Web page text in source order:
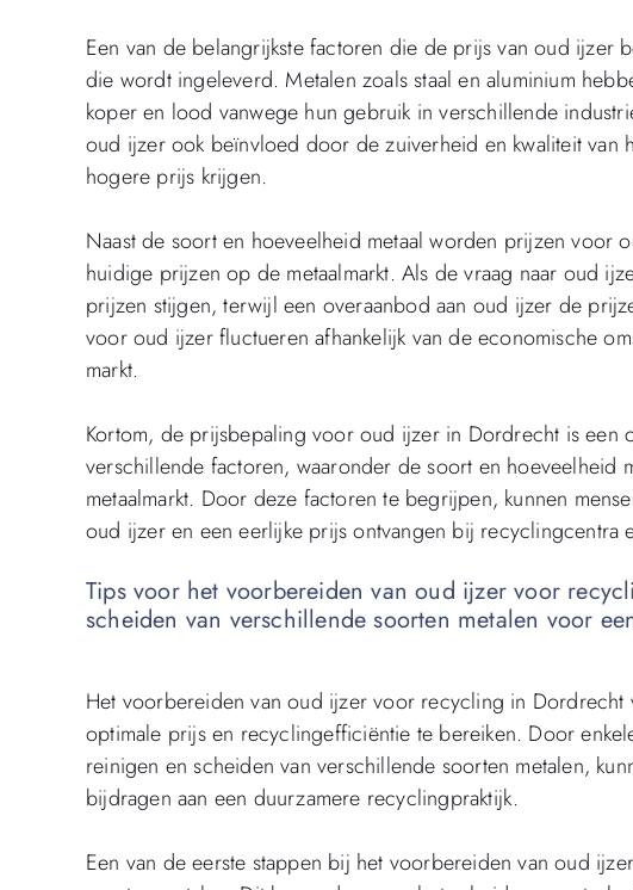
Een van de belangrijkste factoren die de prijs van oud ijzer
die wordt ingeleverd. Metalen zoals staal en aluminium
koper en lood vanwege hun gebruik in verschillende
oud ijzer ook beïnvloed door de zuiverheid en kwaliteit van
hogere prijs krijgen.
Naast de soort en hoeveelheid metaal worden prijzen voor
huidige prijzen op de metaalmarkt. Als de vraag naar oud
prijzen stijgen, terwijl een overaanbod aan oud ijzer de
voor oud ijzer fluctueren afhankelijk van de economische
markt.
Kortom, de prijsbepaling voor oud ijzer in Dordrecht is
verschillende factoren, waaronder de soort en hoeveelheid
metaalmarkt. Door deze factoren te begrijpen, kunnen
oud ijzer en een eerlijke prijs ontvangen bij recyclingcentra
Tips voor het voorbereiden van oud ijzer voor
scheiden van verschillende soorten metalen voor
Het voorbereiden van oud ijzer voor recycling in
optimale prijs en recyclingefficiëntie te bereiken. Door
reinigen en scheiden van verschillende soorten metalen,
bijdragen aan een duurzamere recyclingpraktijk.
Een van de eerste stappen bij het voorbereiden van oud